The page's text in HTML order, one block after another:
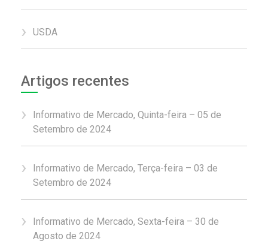
USDA
Artigos recentes
Informativo de Mercado, Quinta-feira – 05 de
Setembro de 2024
Informativo de Mercado, Terça-feira – 03 de
Setembro de 2024
Informativo de Mercado, Sexta-feira – 30 de
Agosto de 2024